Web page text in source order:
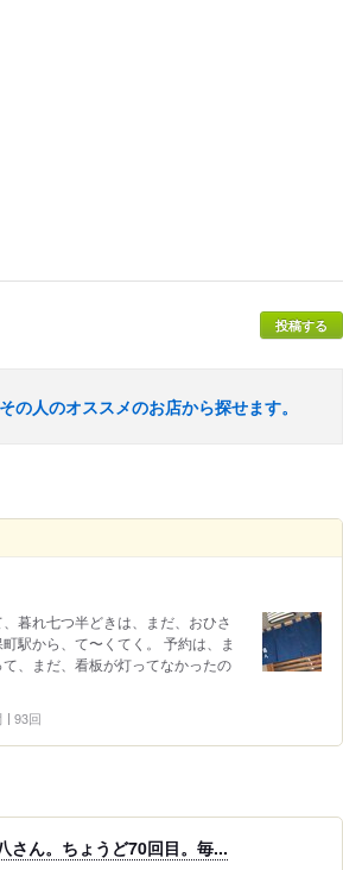
投稿する
の人のオススメのお店から探せます。
暮れ七つ半どきは、まだ、おひさ
駅から、て〜くてく。 予約は、ま
、まだ、看板が灯ってなかったの
93回
さん。ちょうど70回目。毎...